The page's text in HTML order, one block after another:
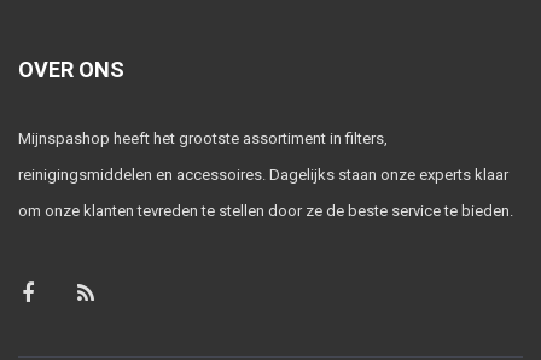
OVER ONS
Mijnspashop heeft het grootste assortiment in filters,
reinigingsmiddelen en accessoires. Dagelijks staan onze experts klaar
om onze klanten tevreden te stellen door ze de beste service te bieden.